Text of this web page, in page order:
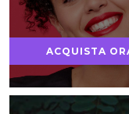
ACQUISTA